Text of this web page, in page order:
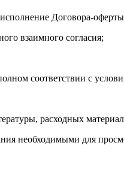
Договора-
взаимного согласия;
соответствии с
расходных
необходимыми для